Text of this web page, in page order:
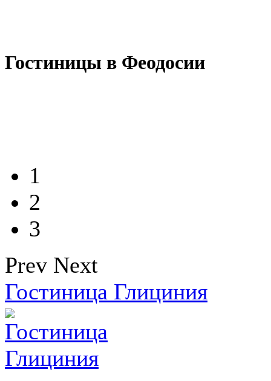
Гостиницы в Феодосии
1
2
3
Prev Next
Гостиница Глициния